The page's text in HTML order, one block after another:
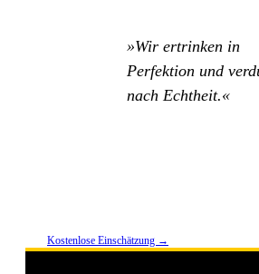
»Wir ertrinken in
Perfektion und
nach Echtheit.«
Kostenlose Einschätzung →